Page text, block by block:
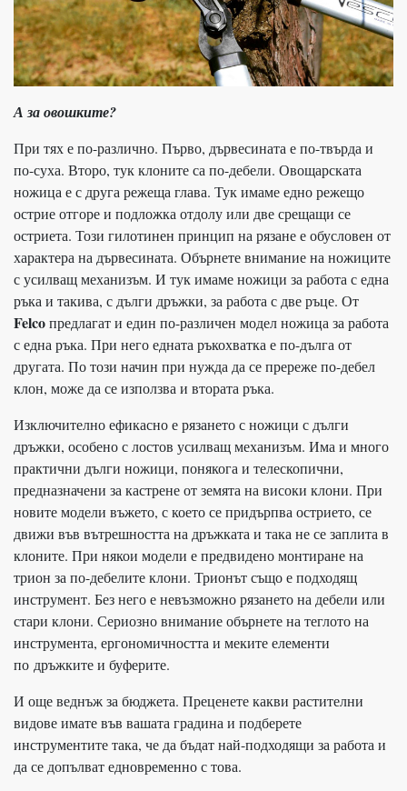
А за овошките?
При тях е по-различно. Първо, дървесината е по-твърда и
по-суха. Второ, тук клоните са по-дебели. Овощарската
ножица е с друга режеща глава. Тук имаме едно режещо
острие отгоре и подложка отдолу или две срещащи се
остриета. Този гилотинен принцип на рязане е обусловен от
характера на дървесината. Обърнете внимание на ножиците
с усилващ механизъм. И тук имаме ножици за работа с една
ръка и такива, с дълги дръжки, за работа с две ръце. От
Felcoпредлагат и един по-различен модел ножица за работа
с една ръка. При него едната ръкохватка е по-дълга от
другата. По този начин при нужда да се пререже по-дебел
клон, може да се използва и втората ръка.
Изключително ефикасно е рязането с ножици с дълги
дръжки, особено с лостов усилващ механизъм. Има и много
практични дълги ножици, понякога и телескопични,
предназначени за кастрене от земята на високи клони. При
новите модели въжето, с което се придърпва острието, се
движи във вътрешността на дръжката и така не се заплита в
клоните. При някои модели е предвидено монтиране на
трион за по-дебелите клони. Трионът също е подходящ
инструмент. Без него е невъзможно рязането на дебели или
стари клони. Сериозно внимание обърнете на теглото на
инструмента, ергономичността и меките елементи
по дръжките и буферите.
И още веднъж за бюджета. Преценете какви растителни
видове имате във вашата градина и подберете
инструментите така, че да бъдат най-подходящи за работа и
да се допълват едновременно с това.